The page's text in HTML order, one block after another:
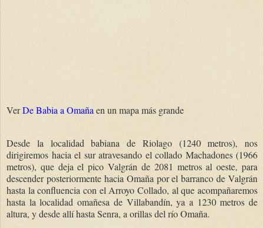
VerDe Babia a Omaña en un mapa más grande
Desde la localidad babiana de Riolago (1240 metros), nos
dirigiremos hacia el sur atravesando el collado Machadones (1966
metros), que deja el pico Valgrán de 2081 metros al oeste, para
descender posteriormente hacia Omaña por el barranco de Valgrán
hasta la confluencia con el Arroyo Collado, al que acompañaremos
hasta la localidad omañesa de Villabandín, ya a 1230 metros de
altura, y desde allí hasta Senra, a orillas del río Omaña.